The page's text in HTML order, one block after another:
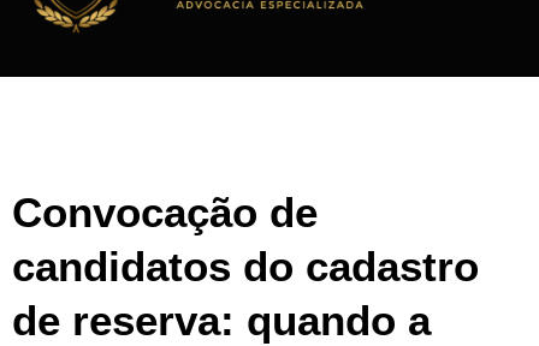
Convocação de
candidatos do cadastro
de reserva: quando a